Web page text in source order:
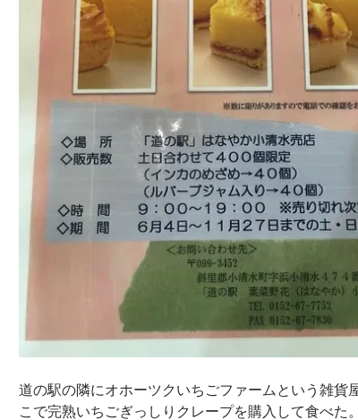
道の駅の隣にオホーツクいちごファームという雑貨
こで完熟いちごぎっしりクレープを購入して食べた